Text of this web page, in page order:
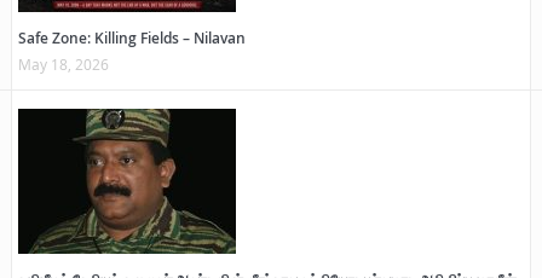
Safe Zone: Killing Fields – Nilavan
May 18, 2026